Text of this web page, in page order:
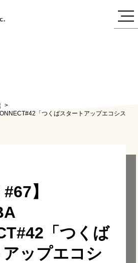
「つくばスタートアップエコシス
】
「つくば
ップエコシ